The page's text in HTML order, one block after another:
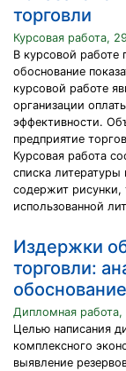
торговли
Курсовая работа,
В курсовой работе
обоснование
курсовой работе
организации
эффективности.
предприятие
Курсовая работа
списка
содержит
использованной
Издержки
торговли:
обоснование
Дипломная работа,
Целью написания
комплексного
выявление